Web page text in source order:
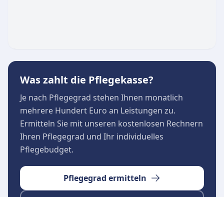
Was zahlt die Pflegekasse?
Je nach Pflegegrad stehen Ihnen monatlich
mehrere Hundert Euro an Leistungen zu.
Ermitteln Sie mit unseren kostenlosen Rechnern
Ihren Pflegegrad und Ihr individuelles
Pflegebudget.
Pflegegrad ermitteln